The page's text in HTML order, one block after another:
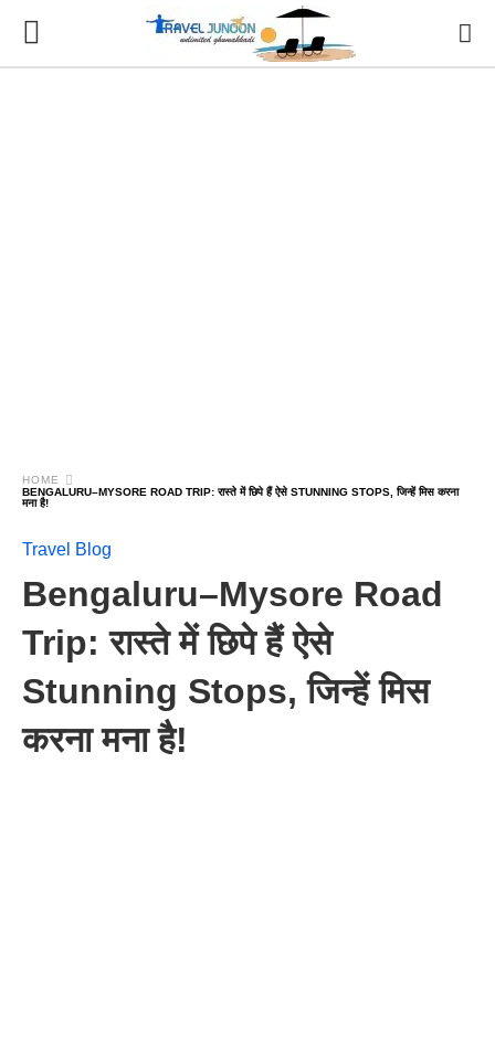
HOME
BENGALURU–MYSORE ROAD TRIP: रास्ते में छिपे हैं ऐसे STUNNING STOPS, जिन्हें मिस करना
मना है!
Travel Blog
Bengaluru–Mysore Road
Trip: रास्ते में छिपे हैं ऐसे
Stunning Stops, जिन्हें मिस
करना मना है!